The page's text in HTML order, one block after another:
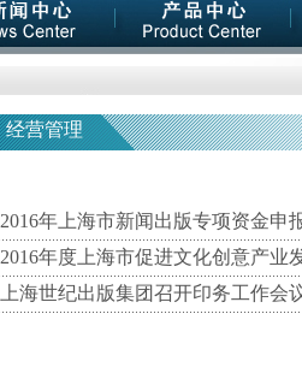
经营管理
2016年上海市新闻出版专项资金申
2016年度上海市促进文化创意产业
上海世纪出版集团召开印务工作会